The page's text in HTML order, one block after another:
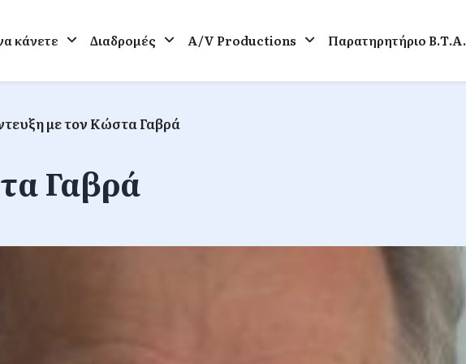
κάνετε Διαδρομές A/V Productions Παρατηρητήριο Β.Τ.Α.
με τον Κώστα Γαβρά
Γαβρά